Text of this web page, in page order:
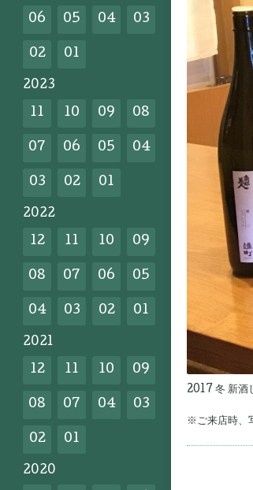
2017 冬 新酒
※ご来店時、
06 05 04 03
02 01
2023
11 10 09 08
07 06 05 04
03 02 01
2022
12 11 10 09
08 07 06 05
04 03 02 01
2021
12 11 10 09
08 07 04 03
02 01
2020